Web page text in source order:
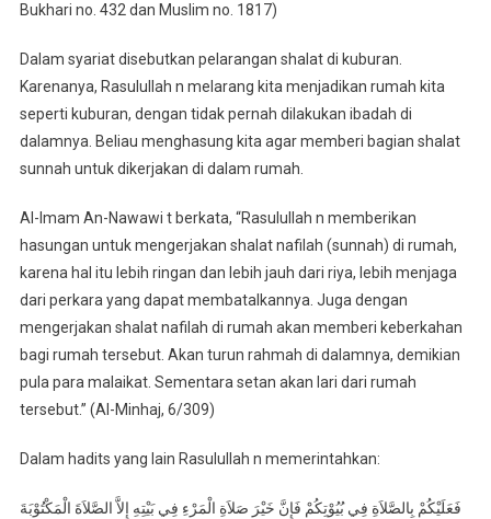
Bukhari no. 432 dan Muslim no. 1817)
Dalam syariat disebutkan pelarangan shalat di kuburan.
Karenanya, Rasulullah n melarang kita menjadikan rumah kita
seperti kuburan, dengan tidak pernah dilakukan ibadah di
dalamnya. Beliau menghasung kita agar memberi bagian shalat
sunnah untuk dikerjakan di dalam rumah.
Al-Imam An-Nawawi t berkata, “Rasulullah n memberikan
hasungan untuk mengerjakan shalat nafilah (sunnah) di rumah,
karena hal itu lebih ringan dan lebih jauh dari riya, lebih menjaga
dari perkara yang dapat membatalkannya. Juga dengan
mengerjakan shalat nafilah di rumah akan memberi keberkahan
bagi rumah tersebut. Akan turun rahmah di dalamnya, demikian
pula para malaikat. Sementara setan akan lari dari rumah
tersebut.” (Al-Minhaj, 6/309)
Dalam hadits yang lain Rasulullah n memerintahkan:
فَعَلَيْكُمْ بِالصَّلاَةِ فِي بُيُوْتِكُمْ فَإِنَّ خَيْرَ صَلاَةِ الْمَرْءِ فِي بَيْتِهِ إِلاَّ الصَّلاَةَ الْمَكْتُوْبَةَ